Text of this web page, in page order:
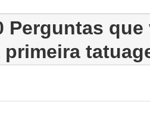
Perguntas
primeira